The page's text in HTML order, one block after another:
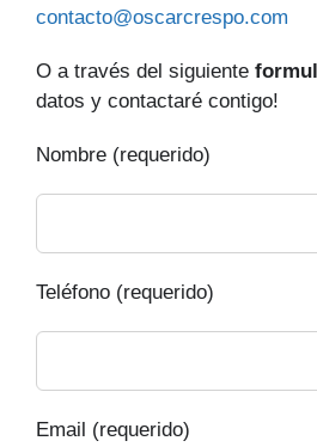
contacto@oscarcrespo.com
O a través del siguiente
datos y contactaré contigo!
Nombre (requerido)
Teléfono (requerido)
Email (requerido)